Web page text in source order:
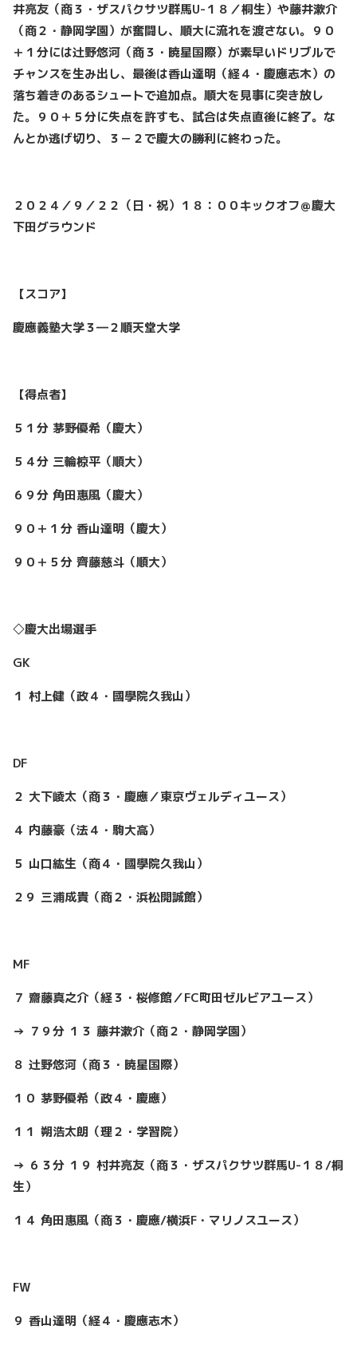
井亮友（商３・ザスパクサツ群馬U-１８／桐生）や藤井漱介
（商２・静岡学園）が奮闘し、順大に流れを渡さない。９０
＋１分には辻野悠河（商３・暁星国際）が素早いドリブルで
チャンスを生み出し、最後は香山達明（経４・慶應志木）の
落ち着きのあるシュートで追加点。順大を見事に突き放し
た。９０＋５分に失点を許すも、試合は失点直後に終了。な
んとか逃げ切り、３－２で慶大の勝利に終わった。
２０２４／９／２２（日・祝）１８：００キックオフ＠慶大
下田グラウンド
【スコア】
慶應義塾大学３―２順天堂大学
【得点者】
５１分 茅野優希（慶大）
５４分 三輪椋平（順大）
６９分 角田惠風（慶大）
９０＋１分 香山達明（慶大）
９０＋５分 齊藤慈斗（順大）
◇慶大出場選手
GK
１ 村上健（政４・國學院久我山）
DF
２ 大下崚太（商３・慶應／東京ヴェルディユース）
４ 内藤豪（法４・駒大高）
５ 山口紘生（商４・國學院久我山）
２９ 三浦成貴（商２・浜松開誠館）
MF
７ 齋藤真之介（経３・桜修館／FC町田ゼルビアユース）
→ ７９分 １３ 藤井漱介（商２・静岡学園）
８ 辻野悠河（商３・暁星国際）
１０ 茅野優希（政４・慶應）
１１ 朔浩太朗（理２・学習院）
→ ６３分 １９ 村井亮友（商３・ザスパクサツ群馬U-１８/桐
生）
１４ 角田惠風（商３・慶應/横浜F・マリノスユース）
FW
９ 香山達明（経４・慶應志木）